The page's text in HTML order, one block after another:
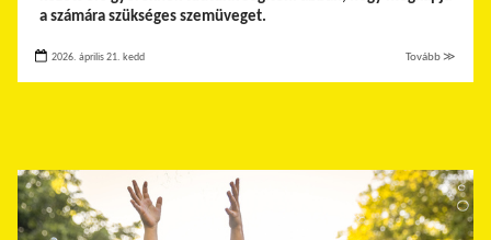
a számára szükséges szemüveget.
2026. április 21. kedd Tovább ≫